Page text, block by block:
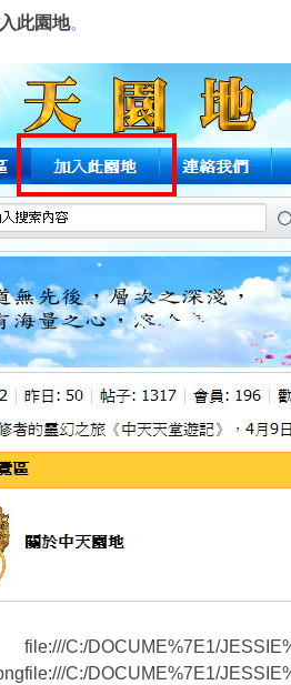
此園地。
file:///C:/DOCUME%7E1/
C:/DOCUME%7E1/